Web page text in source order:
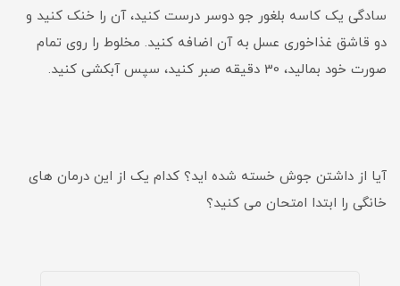
سادگی یک کاسه بلغور جو دوسر درست کنید، آن را خنک کنید و
دو قاشق غذاخوری عسل به آن اضافه کنید. مخلوط را روی تمام
صورت خود بمالید، 30 دقیقه صبر کنید، سپس آبکشی کنید.
آیا از داشتن جوش خسته شده اید؟ کدام یک از این درمان های
خانگی را ابتدا امتحان می کنید؟